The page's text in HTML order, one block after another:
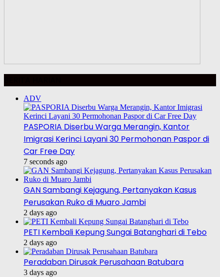
ADV
PASPORIA Diserbu Warga Merangin, Kantor
Imigrasi Kerinci Layani 30 Permohonan Paspor di
Car Free Day
7 seconds ago
GAN Sambangi Kejagung, Pertanyakan Kasus
Perusakan Ruko di Muaro Jambi
2 days ago
PETI Kembali Kepung Sungai Batanghari di Tebo
2 days ago
Peradaban Dirusak Perusahaan Batubara
3 days ago